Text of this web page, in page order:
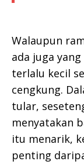
Walaupun
ada juga
terlalu kecil
cengkung.
tular,
menyatakan
itu menarik,
penting